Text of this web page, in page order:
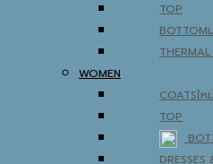
TOP
BOTTOM
WOMEN
COATS
TOP